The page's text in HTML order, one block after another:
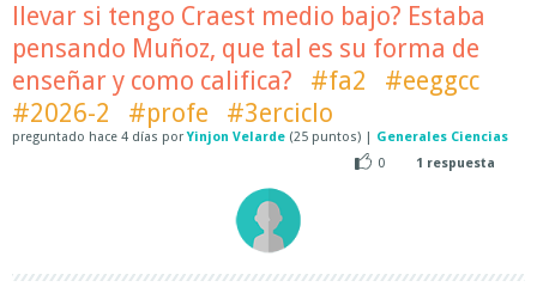
llevar si tengo Craest medio bajo? Estaba
pensando Muñoz, que tal es su forma de
enseñar y como califica?
#fa2
#eeggcc
#2026-2
#profe #3erciclo
preguntado hace 4 días porYinjon Velarde (25 puntos) | Generales Ciencias
0
1 respuesta